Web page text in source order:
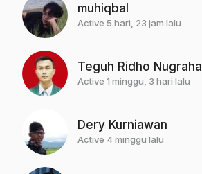
muhiqbal
Active 5 hari, 23 jam lalu
Teguh Ridho Nugraha
Active 1 minggu, 3 hari lalu
Dery Kurniawan
Active 4 minggu lalu